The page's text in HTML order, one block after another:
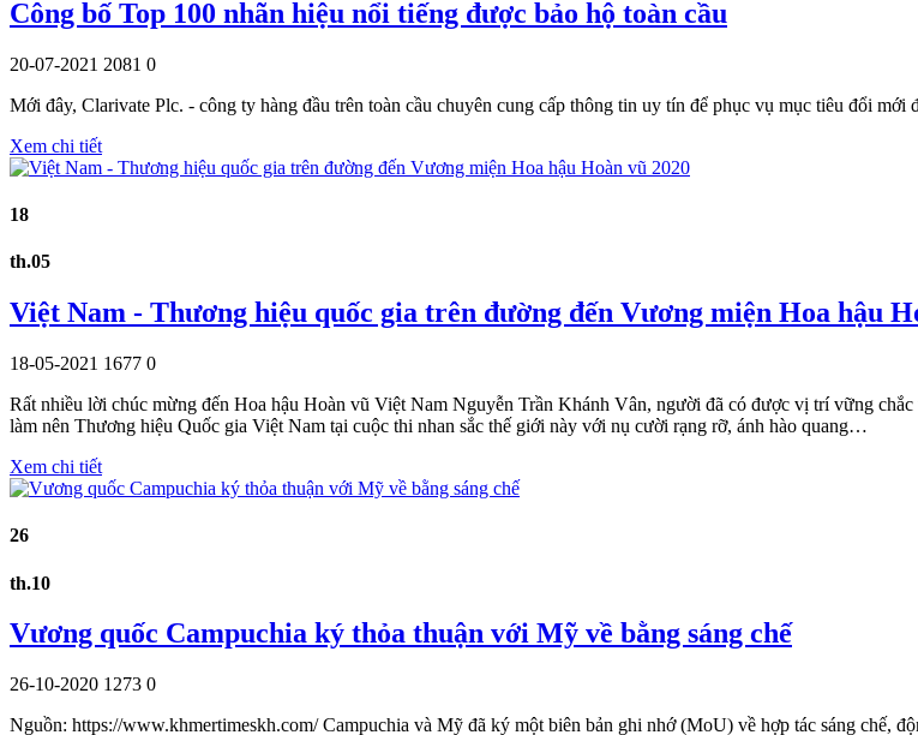
Công bố Top 100 nhãn hiệu nổi tiếng được bảo hộ toàn cầu
20-07-2021 2081 0
Mới đây, Clarivate Plc. - công ty hàng đầu trên toàn cầu chuyên cung cấp thông tin uy tín để phục vụ mục tiêu đổi mới
Xem chi tiết
18
th.05
Việt Nam - Thương hiệu quốc gia trên đường đến Vương miện Hoa hậu
18-05-2021 1677 0
Rất nhiều lời chúc mừng đến Hoa hậu Hoàn vũ Việt Nam Nguyễn Trần Khánh Vân, người đã có được vị trí vững
làm nên Thương hiệu Quốc gia Việt Nam tại cuộc thi nhan sắc thế giới này với nụ cười rạng rỡ, ánh hào quang…
Xem chi tiết
26
th.10
Vương quốc Campuchia ký thỏa thuận với Mỹ về bằng sáng chế
26-10-2020 1273 0
Nguồn: https://www.khmertimeskh.com/ Campuchia và Mỹ đã ký một biên bản ghi nhớ (MoU) về hợp tác sáng chế,